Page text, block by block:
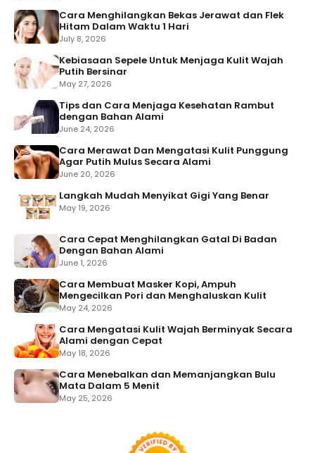
Cara Menghilangkan Bekas Jerawat dan Flek
Hitam Dalam Waktu 1 Hari
July 8, 2026
Kebiasaan Sepele Untuk Menjaga Kulit Wajah
Putih Bersinar
May 27, 2026
Tips dan Cara Menjaga Kesehatan Rambut
dengan Bahan Alami
June 24, 2026
Cara Merawat Dan Mengatasi Kulit Punggung
Agar Putih Mulus Secara Alami
June 20, 2026
Langkah Mudah Menyikat Gigi Yang Benar
May 19, 2026
Cara Cepat Menghilangkan Gatal Di Badan
Dengan Bahan Alami
June 1, 2026
Cara Membuat Masker Kopi, Ampuh
Mengecilkan Pori dan Menghaluskan Kulit
May 24, 2026
Cara Mengatasi Kulit Wajah Berminyak Secara
Alami dengan Cepat
May 18, 2026
Cara Menebalkan dan Memanjangkan Bulu
Mata Dalam 5 Menit
May 25, 2026